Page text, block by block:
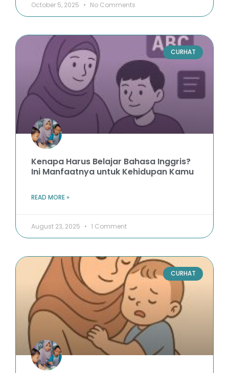
October 5, 2025 No Comments
CURHAT
Kenapa Harus Belajar Bahasa Inggris?
Ini Manfaatnya untuk Kehidupan Kamu
READ MORE »
August 23, 2025 1 Comment
CURHAT